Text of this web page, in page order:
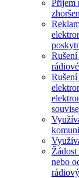
Příjem
nebo